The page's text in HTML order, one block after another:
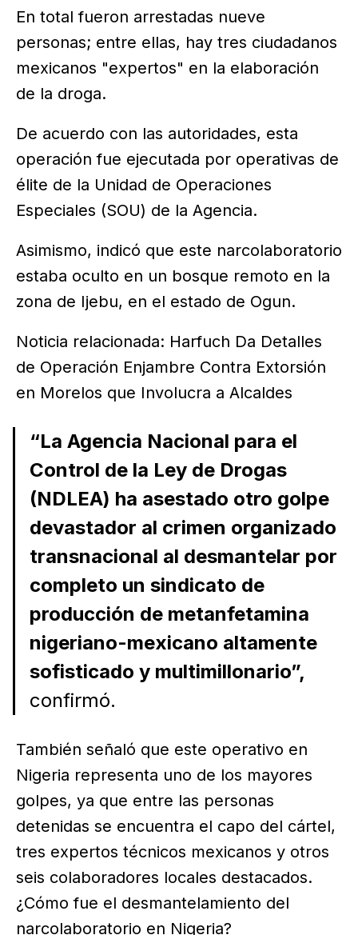
En total fueron arrestadas nueve
personas; entre ellas, hay tres ciudadanos
mexicanos "expertos" en la elaboración
de la droga.
De acuerdo con las autoridades, esta
operación fue ejecutada por operativas de
élite de la Unidad de Operaciones
Especiales (SOU) de la Agencia.
Asimismo, indicó que este narcolaboratorio
estaba oculto en un bosque remoto en la
zona de Ijebu, en el estado de Ogun.
Noticia relacionada: Harfuch Da Detalles
de Operación Enjambre Contra Extorsión
en Morelos que Involucra a Alcaldes
“La Agencia Nacional para el
Control de la Ley de Drogas
(NDLEA) ha asestado otro golpe
devastador al crimen organizado
transnacional al desmantelar por
completo un sindicato de
producción de metanfetamina
nigeriano-mexicano altamente
sofisticado y multimillonario”,
confirmó.
También señaló que este operativo en
Nigeria representa uno de los mayores
golpes, ya que entre las personas
detenidas se encuentra el capo del cártel,
tres expertos técnicos mexicanos y otros
seis colaboradores locales destacados.
¿Cómo fue el desmantelamiento del
narcolaboratorio en Nigeria?